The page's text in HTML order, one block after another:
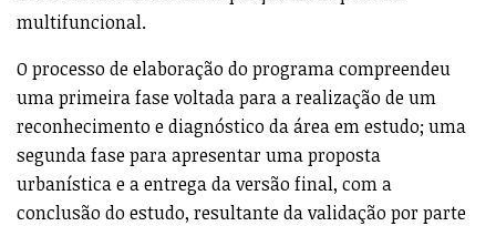
multifuncional.
O processo de elaboração do programa compreendeu
uma primeira fase voltada para a realização de um
reconhecimento e diagnóstico da área em estudo; uma
segunda fase para apresentar uma proposta
urbanística e a entrega da versão final, com a
conclusão do estudo, resultante da validação por parte